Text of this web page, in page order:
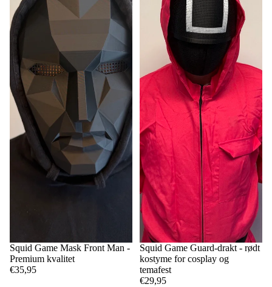
Squid Game Mask Front Man -
Premium kvalitet
€35,95
Squid Game Guard-drakt - rødt
kostyme for cosplay og
temafest
€29,95